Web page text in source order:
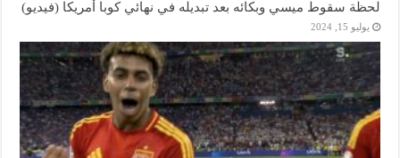
لحظة سقوط ميسي وبكائه بعد تبديله في نهائي كوبا أمريكا (فيديو)
يوليو 15, 2024